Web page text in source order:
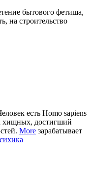
бытового фетиша,
на строительство
есть Homo sapiens
хищных, достигший
More зарабатывает